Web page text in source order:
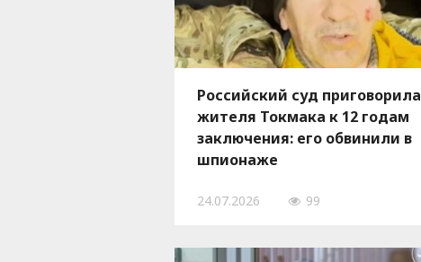
Российский суд приговорила
жителя Токмака к 12 годам
заключения: его обвинили в
шпионаже
24.07.2026 99